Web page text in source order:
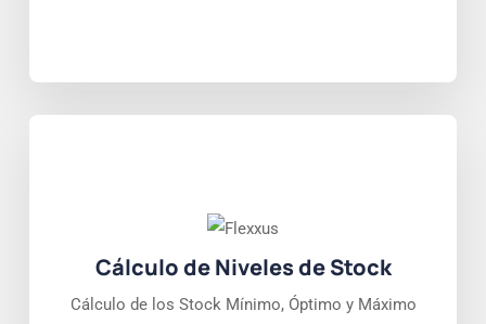
Cálculo de Niveles de Stock
Cálculo de los Stock Mínimo, Óptimo y Máximo